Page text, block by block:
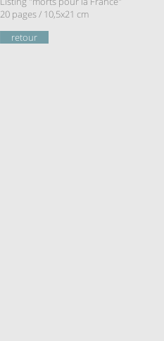
20 pages / 10,5x21 cm
retour